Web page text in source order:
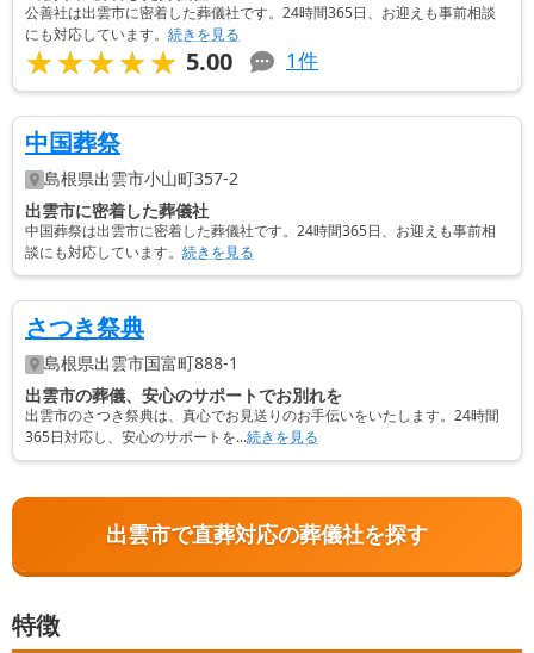
公善社は出雲市に密着した葬儀社です。24時間365日、お迎えも事前相談
にも対応しています。 続きを見る
★★★★★
★★★★★ 5.00 1件
中国葬祭
島根県出雲市小山町357-2
出雲市に密着した葬儀社
中国葬祭は出雲市に密着した葬儀社です。24時間365日、お迎えも事前相
談にも対応しています。 続きを見る
さつき祭典
島根県出雲市国富町888-1
出雲市の葬儀、安心のサポートでお別れを
出雲市のさつき祭典は、真心でお見送りのお手伝いをいたします。24時間
365日対応し、安心のサポートを...続きを見る
出雲市で直葬対応の葬儀社を探す
特徴